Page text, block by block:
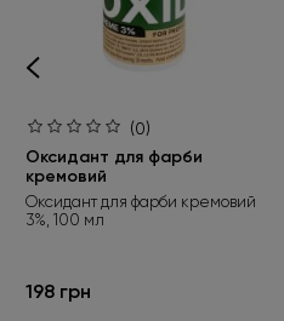
(0)
Оксидант для фарби
кремовий
Оксидант для фарби кремовий
3%, 100 мл
198 грн